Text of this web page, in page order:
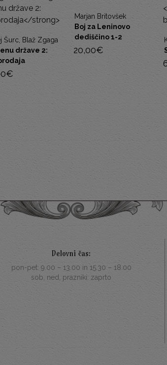
Britovšek
za Leninovo
1-2
€
Khidhir Hamza, Jeff Stein
Sadamova bomba
Delovni čas:
pon-pet: 9.00 – 13.00 in 15.30 – 18.00
sob, ned, prazniki: zaprto